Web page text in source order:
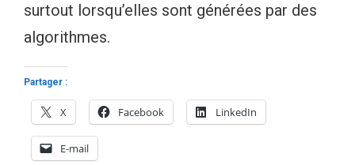
surtout lorsqu’elles sont générées par des
algorithmes.
Partager :
X Facebook LinkedIn
E-mail